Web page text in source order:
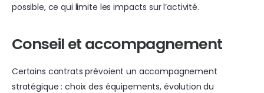
possible, ce qui limite les impacts sur l’activité.
Conseil et accompagnement
Certains contrats prévoient un accompagnement
stratégique : choix des équipements, évolution du